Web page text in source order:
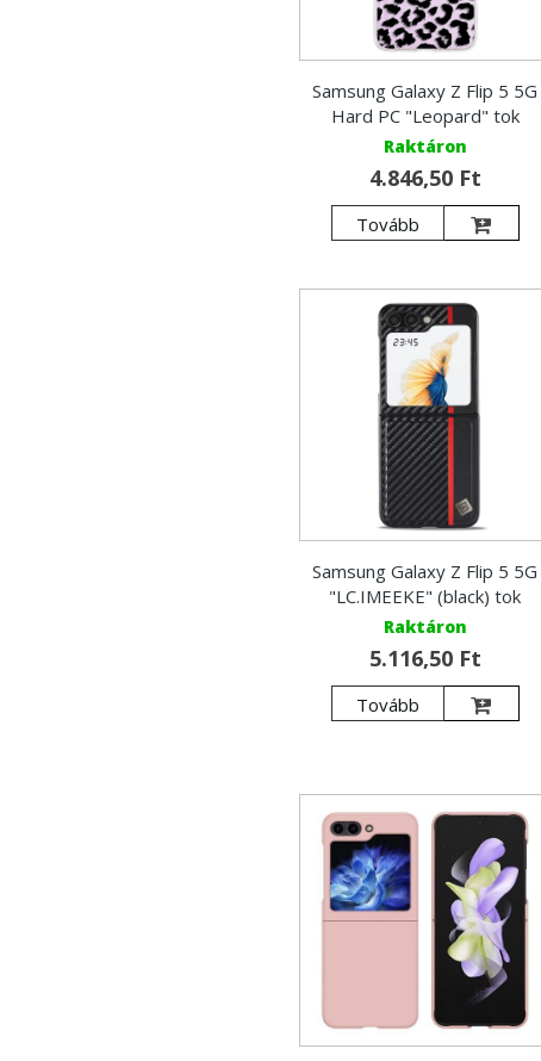
Samsung Galaxy Z Flip 5 5G
Hard PC "Leopard" tok
Raktáron
4.846,50 Ft
Tovább
Samsung Galaxy Z Flip 5 5G
"LC.IMEEKE" (black) tok
Raktáron
5.116,50 Ft
Tovább